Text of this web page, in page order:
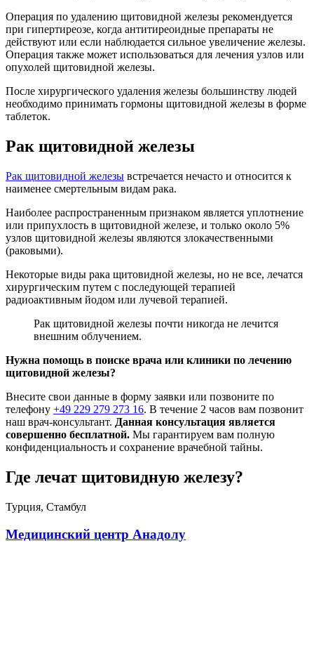
Операция по удалению щитовидной железы рекомендуется
при гипертиреозе, когда антитиреоидные препараты не
действуют или если наблюдается сильное увеличение железы.
Операция также может использоваться для лечения узлов или
опухолей щитовидной железы.
После хирургического удаления железы большинству людей
необходимо принимать гормоны щитовидной железы в форме
таблеток.
Рак щитовидной железы
Рак щитовидной железы встречается нечасто и относится к
наименее смертельным видам рака.
Наиболее распространенным признаком является уплотнение
или припухлость в щитовидной железе, и только около 5%
узлов щитовидной железы являются злокачественными
(раковыми).
Некоторые виды рака щитовидной железы, но не все, лечатся
хирургическим путем с последующей терапией
радиоактивным йодом или лучевой терапией.
Рак щитовидной железы почти никогда не лечится
внешним облучением.
Нужна помощь в поиске врача или клиники по лечению
щитовидной железы?
Внесите свои данные в форму заявки или позвоните по
телефону +49 229 279 273 16. В течение 2 часов вам позвонит
наш врач-консультант. Данная консультация является
совершенно бесплатной. Мы гарантируем вам полную
конфиденциальность и сохранение врачебной тайны.
Где лечат щитовидную железу?
Турция, Стамбул
Медицинский центр Анадолу